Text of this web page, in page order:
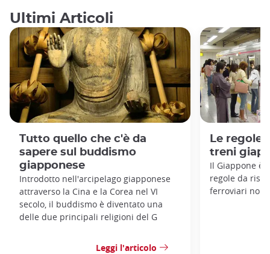
Ultimi Articoli
Tutto quello che c'è da
sapere sul buddismo
giapponese
Introdotto nell'arcipelago giapponese
attraverso la Cina e la Corea nel VI
secolo, il buddismo è diventato una
delle due principali religioni del G
Leggi l'articolo
Le regole
treni
Il Giappone è
regole da
ferroviari non